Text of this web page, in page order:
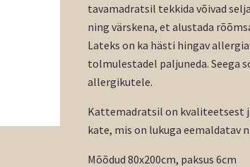
tavamadratsil tekkida võivad
ning värskena, et alustada
Lateks on ka hästi hingav
tolmulestadel paljuneda. Seega
allergikutele.
Kattemadratsil on kvaliteetsest
kate, mis on lukuga eemaldatav
Mõõdud 80x200cm, paksus 6cm